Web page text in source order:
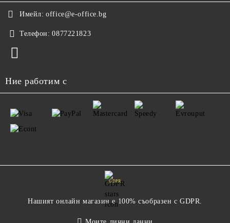
Имейл: office@e-office.bg
Телефон: 0877221823
Ние работим с
GDPR
Нашият онлайн магазин е 100% съобразен с GDPR.